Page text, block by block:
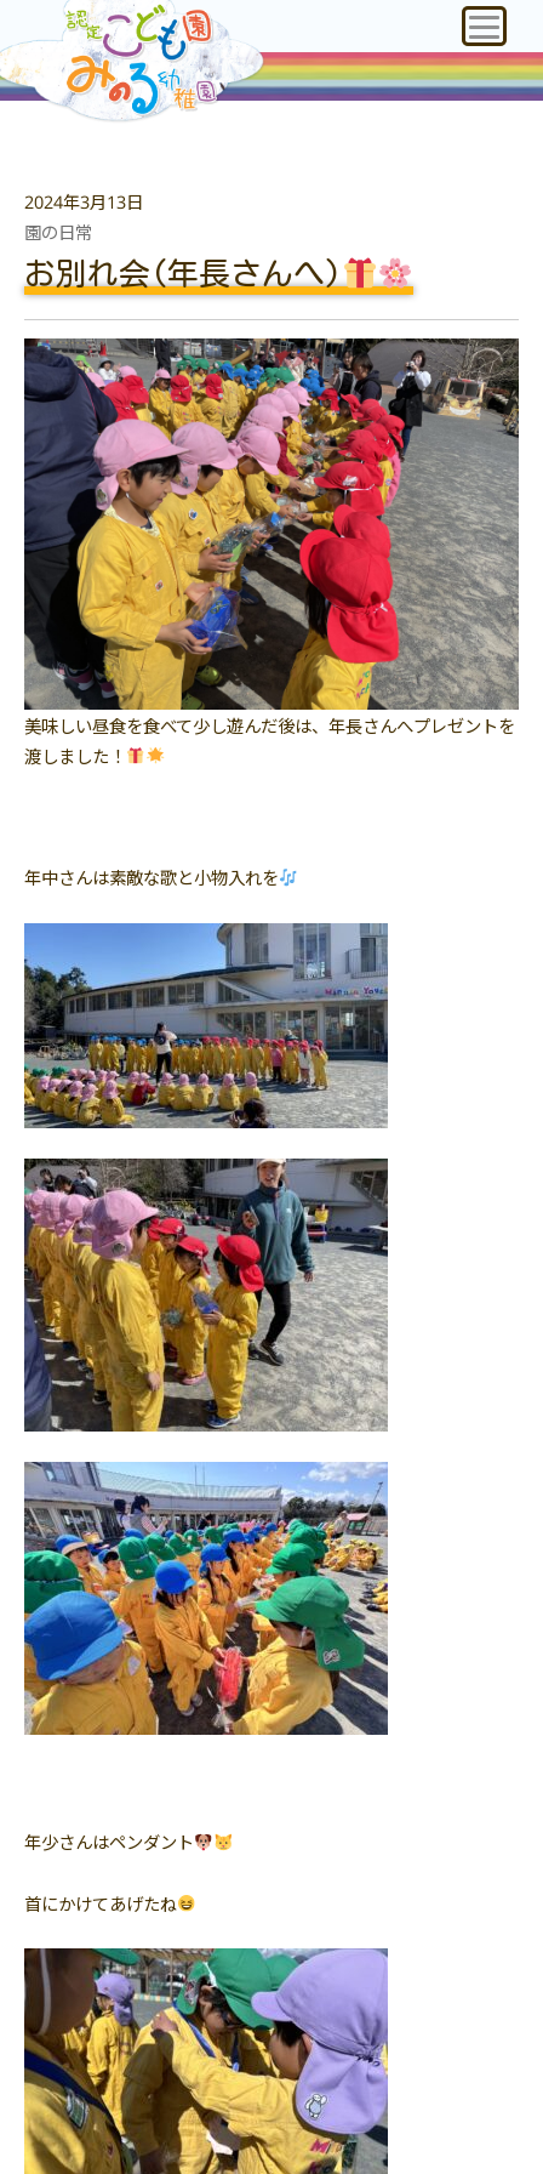
2024年3月13日
園の日常
お別れ会(年長さんへ)
美味しい昼食を食べて少し遊んだ後は、年長さんへプレゼントを
渡しました！
年中さんは素敵な歌と小物入れを
年少さんはペンダント
首にかけてあげたね